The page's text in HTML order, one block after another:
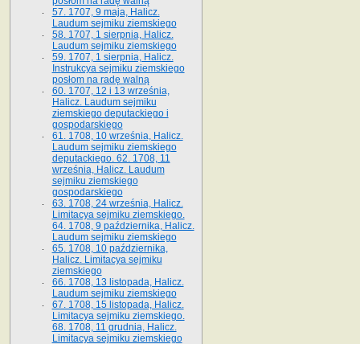
57. 1707, 9 maja, Halicz.
Laudum sejmiku ziemskiego
58. 1707, 1 sierpnia, Halicz.
Laudum sejmiku ziemskiego
59. 1707, 1 sierpnia, Halicz.
Instrukcya sejmiku ziemskiego
posłom na radę walną
60. 1707, 12 i 13 września,
Halicz. Laudum sejmiku
ziemskiego deputackiego i
gospodarskiego
61. 1708, 10 września, Halicz.
Laudum sejmiku ziemskiego
deputackiego. 62. 1708, 11
września, Halicz. Laudum
sejmiku ziemskiego
gospodarskiego
63. 1708, 24 września, Halicz.
Limitacya sejmiku ziemskiego.
64. 1708, 9 października, Halicz.
Laudum sejmiku ziemskiego
65­. 1708, 10 października,
Halicz. Limitacya sejmiku
ziemskiego
66. 1708, 13 listopada, Halicz.
Laudum sejmiku ziemskiego
67. 1708, 15 listopada, Halicz.
Limitacya sejmiku ziemskiego.
68. 1708, 11 grudnia, Halicz.
Limitacya sejmiku ziemskiego